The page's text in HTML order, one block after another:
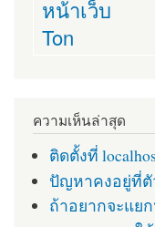
หน้าเว็บ
Ton
ความเห็นล่าสุด
ติดตั้งที่
ปัญหาคงอยู่ที่ตั
ถ้าอยากจะแย